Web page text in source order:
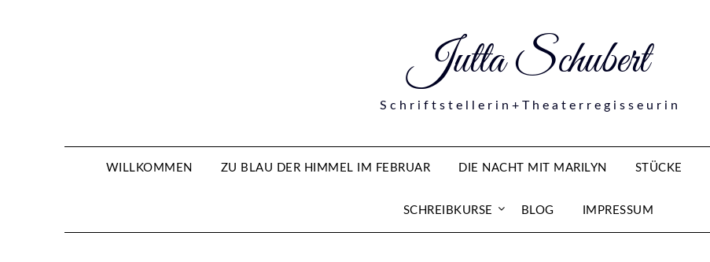
Jutta Schubert
S c h r i f t s t e l l e r i n + T h e a t e r r e g i s s e u r i n
WILLKOMMEN ZU BLAU DER HIMMEL IM FEBRUAR DIE NACHT MIT MARILYN STÜCKE
SCHREIBKURSE BLOG IMPRESSUM